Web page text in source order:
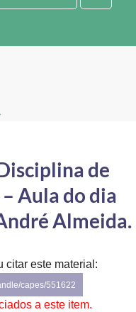
de
Aula do dia
Almeida.
citar este material:
capes/551622
a este item.